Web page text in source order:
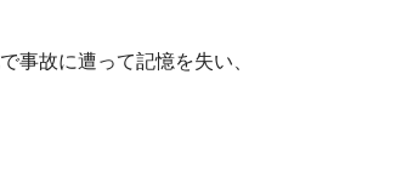
事故に遭って記憶を失い、